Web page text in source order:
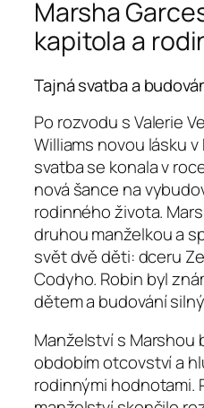
Marsha
kapitola a
Tajná svatba a
Po rozvodu s Valerie
Williams novou lásku
svatba se konala v
nová šance na
rodinného života.
druhou manželkou a
svět dvě děti: dceru
Codyho. Robin byl
dětem a budování
Manželství s Marshou
obdobím otcovství a
rodinnými hodnotami.